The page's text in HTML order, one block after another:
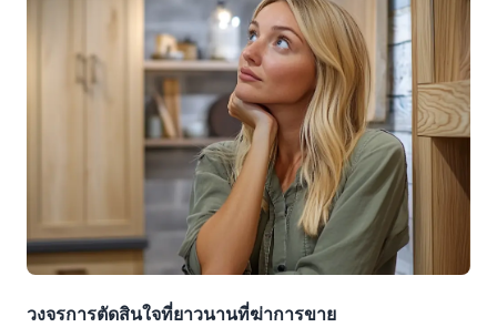
วงจรการตัดสินใจที่ยาวนานที่ฆ่าการขาย